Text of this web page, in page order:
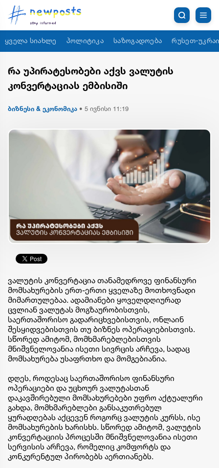
ყველა სიახლე პოლიტიკა საზოგადოება რუსეთ-
რა უპირატესობები აქვს ვალუტის
კონვერტაციას ემბისიში
ბიზნესი & ეკონომიკა • 5 ივნისი 11:19
ვალუტის კონვერტაცია თანამედროვე ფინანსური
მომსახურების ერთ-ერთი ყველაზე მოთხოვნადი
მიმართულებაა. ადამიანები ყოველდღიურად
ცვლიან ვალუტას მოგზაურობისთვის,
საერთაშორისო გადარიცხვებისთვის, ონლაინ
შესყიდვებისთვის თუ ბიზნეს ოპერაციებისთვის.
სწორედ ამიტომ, მომხმარებლებისთვის
მნიშვნელოვანია ისეთი სივრცის არჩევა, სადაც
მომსახურება უსაფრთხო და მომგებიანია.
დღეს, როდესაც საერთაშორისო ფინანსური
ოპერაციები და უცხოურ ვალუტასთან
დაკავშირებული მომსახურებები უფრო აქტუალური
გახდა, მომხმარებლები განსაკუთრებულ
ყურადღებას აქცევენ როგორც ვალუტის კურსს, ისე
მომსახურების ხარისხს. სწორედ ამიტომ, ვალუტის
კონვერტაციის პროცესში მნიშვნელოვანია ისეთი
სერვისის არჩევა, რომელიც კომფორტს და
კონკურენტულ პირობებს აერთიანებს.